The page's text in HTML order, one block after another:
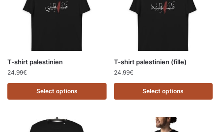
T-shirt palestinien
24.99€
Select options
T-shirt palestinien (fille)
24.99€
Select options